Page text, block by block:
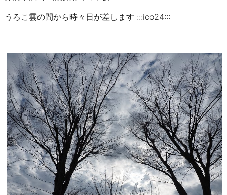
うろこ雲の間から時々日が差します :::ico24:::